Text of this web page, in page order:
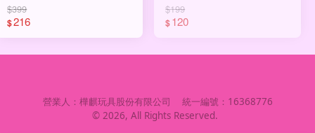
$399
$216
$199
$120
營業人： 樺麒玩具股份有限公司 統一編號： 16368776
© 2026, All Rights Reserved.